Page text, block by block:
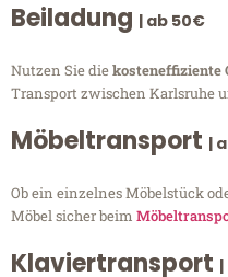
Beiladung | ab 50€
Nutzen Sie diekosteneffiziente
Transport zwischen Karlsruhe
Möbeltransport |
Ob ein einzelnes Möbelstück
Möbel sicher beim
Klaviertransport